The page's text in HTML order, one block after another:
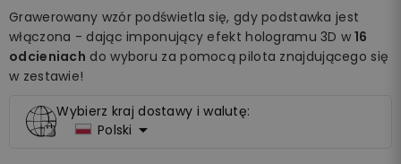
Grawerowany wzór podświetla się, gdy podstawka jest
włączona - dając imponujący efekt hologramu 3D w 16
odcieniach do wyboru za pomocą pilota znajdującego się
w zestawie!
Wybierz kraj dostawy i walutę:
Polski 